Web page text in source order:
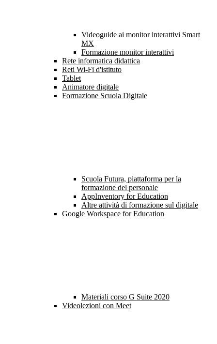
Videoguide ai monitor interattivi Smart
MX
Formazione monitor interattivi
Rete informatica didattica
Reti Wi-Fi d'istituto
Tablet
Animatore digitale
Formazione Scuola Digitale
Scuola Futura, piattaforma per la
formazione del personale
AppInventory for Education
Altre attività di formazione sul digitale
Google Workspace for Education
Materiali corso G Suite 2020
Videolezioni con Meet